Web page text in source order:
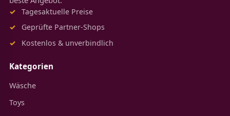
Tagesaktuelle Preise
Geprüfte Partner-Shops
Kostenlos & unverbindlich
Kategorien
Wäsche
Toys